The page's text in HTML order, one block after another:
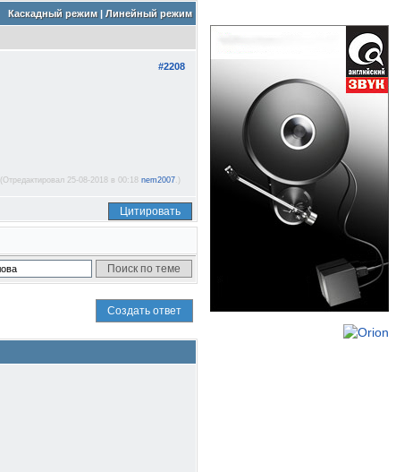
Каскадный режим| Линейный режим
#2208
(Отредактировал 25-08-2018 в 00:18 nem2007.)
Цитировать
Создать ответ